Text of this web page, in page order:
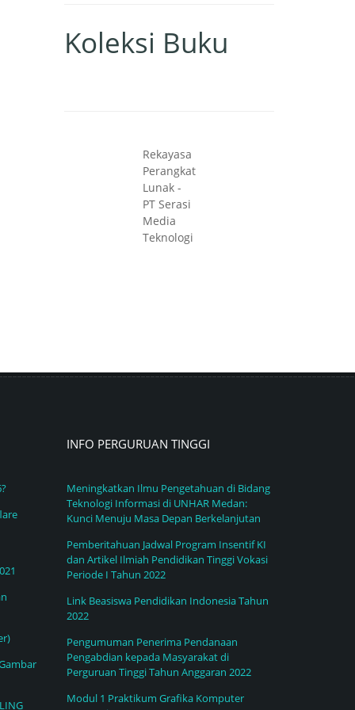
Koleksi Buku
Rekayasa
Perangkat
Lunak -
PT Serasi
Media
Teknologi
INFO PERGURUAN TINGGI
Meningkatkan Ilmu Pengetahuan di Bidang
Teknologi Informasi di UNHAR Medan:
Kunci Menuju Masa Depan Berkelanjutan
Pemberitahuan Jadwal Program Insentif KI
dan Artikel Ilmiah Pendidikan Tinggi Vokasi
Periode I Tahun 2022
Link Beasiswa Pendidikan Indonesia Tahun
2022
Pengumuman Penerima Pendanaan
Pengabdian kepada Masyarakat di
Perguruan Tinggi Tahun Anggaran 2022
Modul 1 Praktikum Grafika Komputer